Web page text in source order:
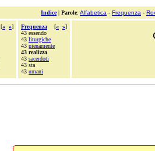
Indice| Parole: Alfabetica - Frequenza -
[« »]
Frequenza [« »]
43 essendo
43 liturgiche
43 pienamente
43 realizza
43 sacerdoti
43 sta
43 umani